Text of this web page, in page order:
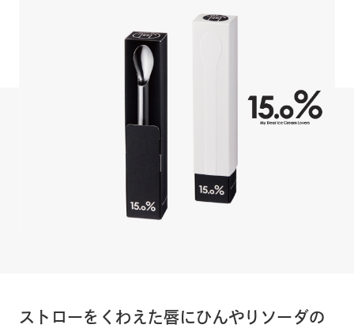
ストローをくわえた唇にひんやりソーダの